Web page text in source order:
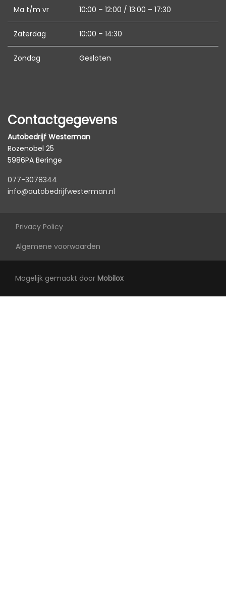
Keyless start
Passagiersairbag
Rijstrooksensor met correctie
Interieur
Achterbank in delen neerklapbaar
Achterbank verwarmd
Armsteun achter
Armsteun voor
Electronic climate control
Elektrisch verstelb. bestuurdersstoel met
Elektrisch verstelbare passagiersstoel
Ma t/m vr 10:00 – 12:00 / 13:00 – 17:30
Zaterdag 10:00 – 14:30
Zondag Gesloten
Contactgegevens
Autobedrijf Westerman
Rozenobel 25
5986PA Beringe
077-3078344
info@autobedrijfwesterman.nl
Privacy Policy
Algemene voorwaarden
Mogelijk gemaakt door Mobilox